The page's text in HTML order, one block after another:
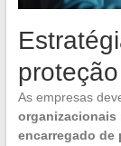
As empresas
organizacionais
encarregado de